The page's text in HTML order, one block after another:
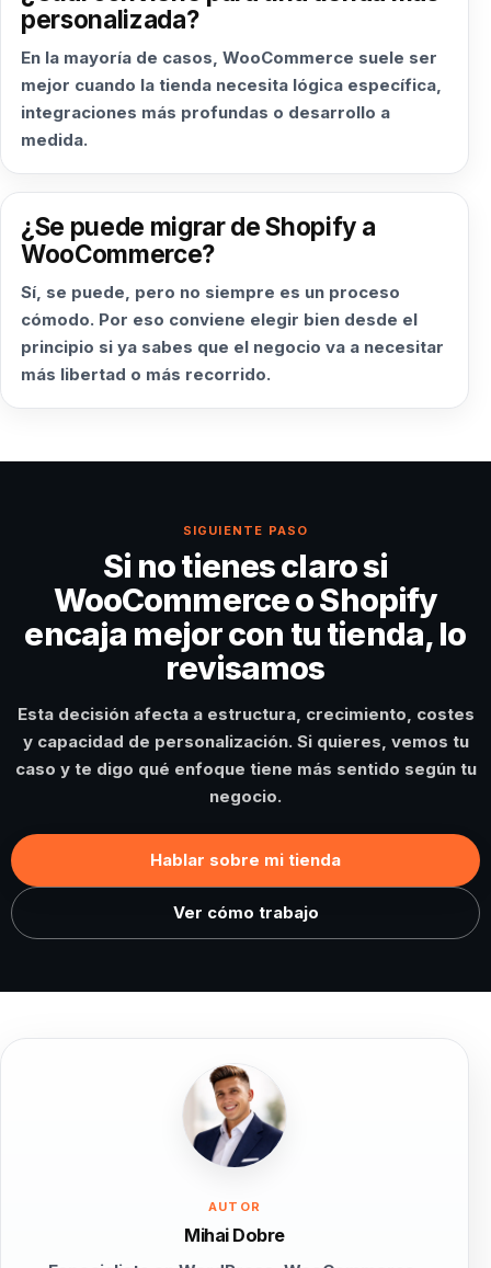
personalizada?
En la mayoría de casos, WooCommerce suele ser
mejor cuando la tienda necesita lógica específica,
integraciones más profundas o desarrollo a
medida.
¿Se puede migrar de Shopify a
WooCommerce?
Sí, se puede, pero no siempre es un proceso
cómodo. Por eso conviene elegir bien desde el
principio si ya sabes que el negocio va a necesitar
más libertad o más recorrido.
SIGUIENTE PASO
Si no tienes claro si
WooCommerce o Shopify
encaja mejor con tu tienda, lo
revisamos
Esta decisión afecta a estructura, crecimiento, costes
y capacidad de personalización. Si quieres, vemos tu
caso y te digo qué enfoque tiene más sentido según tu
negocio.
Hablar sobre mi tienda
Ver cómo trabajo
AUTOR
Mihai Dobre